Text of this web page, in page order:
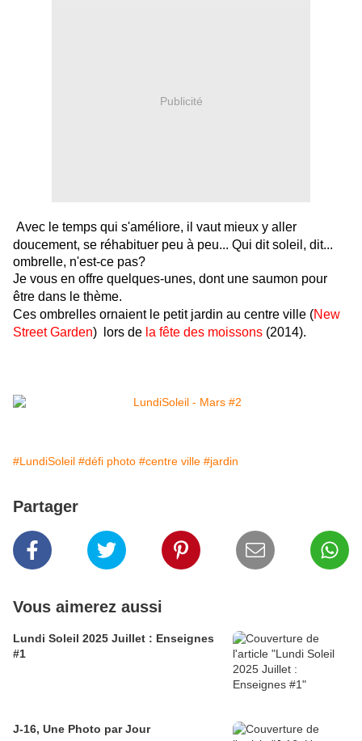
Publicité
Avec le temps qui s'améliore, il vaut mieux y aller
doucement, se réhabituer peu à peu... Qui dit soleil, dit...
ombrelle, n'est-ce pas?
Je vous en offre quelques-unes, dont une saumon pour
être dans le thème.
Ces ombrelles ornaient le petit jardin au centre ville (New
Street Garden) lors de la fête des moissons (2014).
#LundiSoleil #défi photo #centre ville #jardin
Partager
Vous aimerez aussi
Lundi Soleil 2025 Juillet : Enseignes
#1
J-16, Une Photo par Jour